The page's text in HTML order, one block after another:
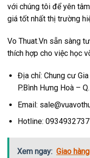
với chúng tôi để yên
giá tốt nhất thị trường
Vo Thuat.Vn sẵn sàng
thích hợp cho việc học
Địa chỉ: Chung cư
P.Bình Hưng Hoà –
Email: sale@
Hotline: 0934932737
Xem ngay: Giao